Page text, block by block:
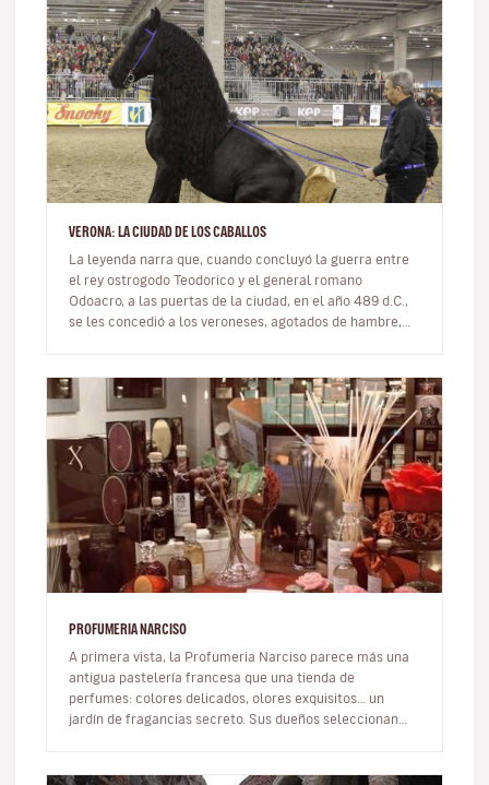
VERONA: LA CIUDAD DE LOS CABALLOS
La leyenda narra que, cuando concluyó la guerra entre
el rey ostrogodo Teodorico y el general romano
Odoacro, a las puertas de la ciudad, en el año 489 d.C.,
se les concedió a los veroneses, agotados de hambre,
PROFUMERIA NARCISO
A primera vista, la Profumeria Narciso parece más una
antigua pastelería francesa que una tienda de
perfumes: colores delicados, olores exquisitos… un
jardín de fragancias secreto. Sus dueños seleccionan